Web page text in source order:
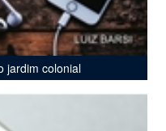
jardim colonial